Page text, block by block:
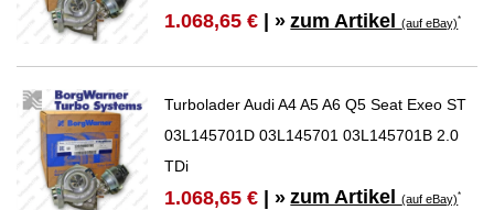
1.068,65 € | » zum Artikel(auf eBay)*
Turbolader Audi A4 A5 A6 Q5 Seat Exeo ST
03L145701D 03L145701 03L145701B 2.0
TDi
1.068,65 € | » zum Artikel(auf eBay)*